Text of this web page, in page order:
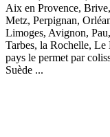
Aix en Provence,
Metz, Perpignan,
Limoges, Avignon,
Tarbes, la Rochelle,
pays le permet par
Suède ...